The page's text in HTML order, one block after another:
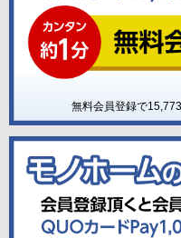
無料会員登録で15,773